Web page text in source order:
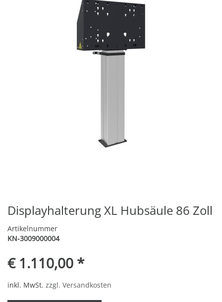
Displayhalterung XL Hubsäule 86 Zoll
Artikelnummer
KN-3009000004
€ 1.110,00 *
inkl. MwSt. zzgl. Versandkosten